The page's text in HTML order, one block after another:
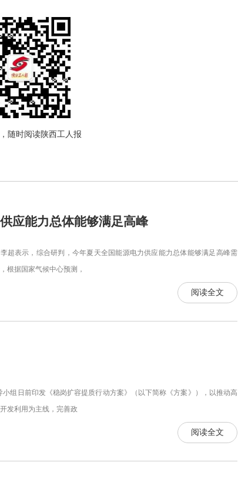
随时阅读陕西工人报
应能力总体能够满足高峰
表示，综合研判，今年夏天全国能源电力供应能力总体能够满足高峰需
据国家气候中心预测，
阅读全文
日前印发《稳岗扩容提质行动方案》（以下简称《方案》），以推动高
发利用为主线，完善政
阅读全文